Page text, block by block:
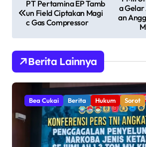
a
a
PT Pertamina EP Tamb
un Field Ciptakan Magi
c Gas Compressor
a
an
Berita Lainnya
Bea Cukai Berita Hukum Sorot